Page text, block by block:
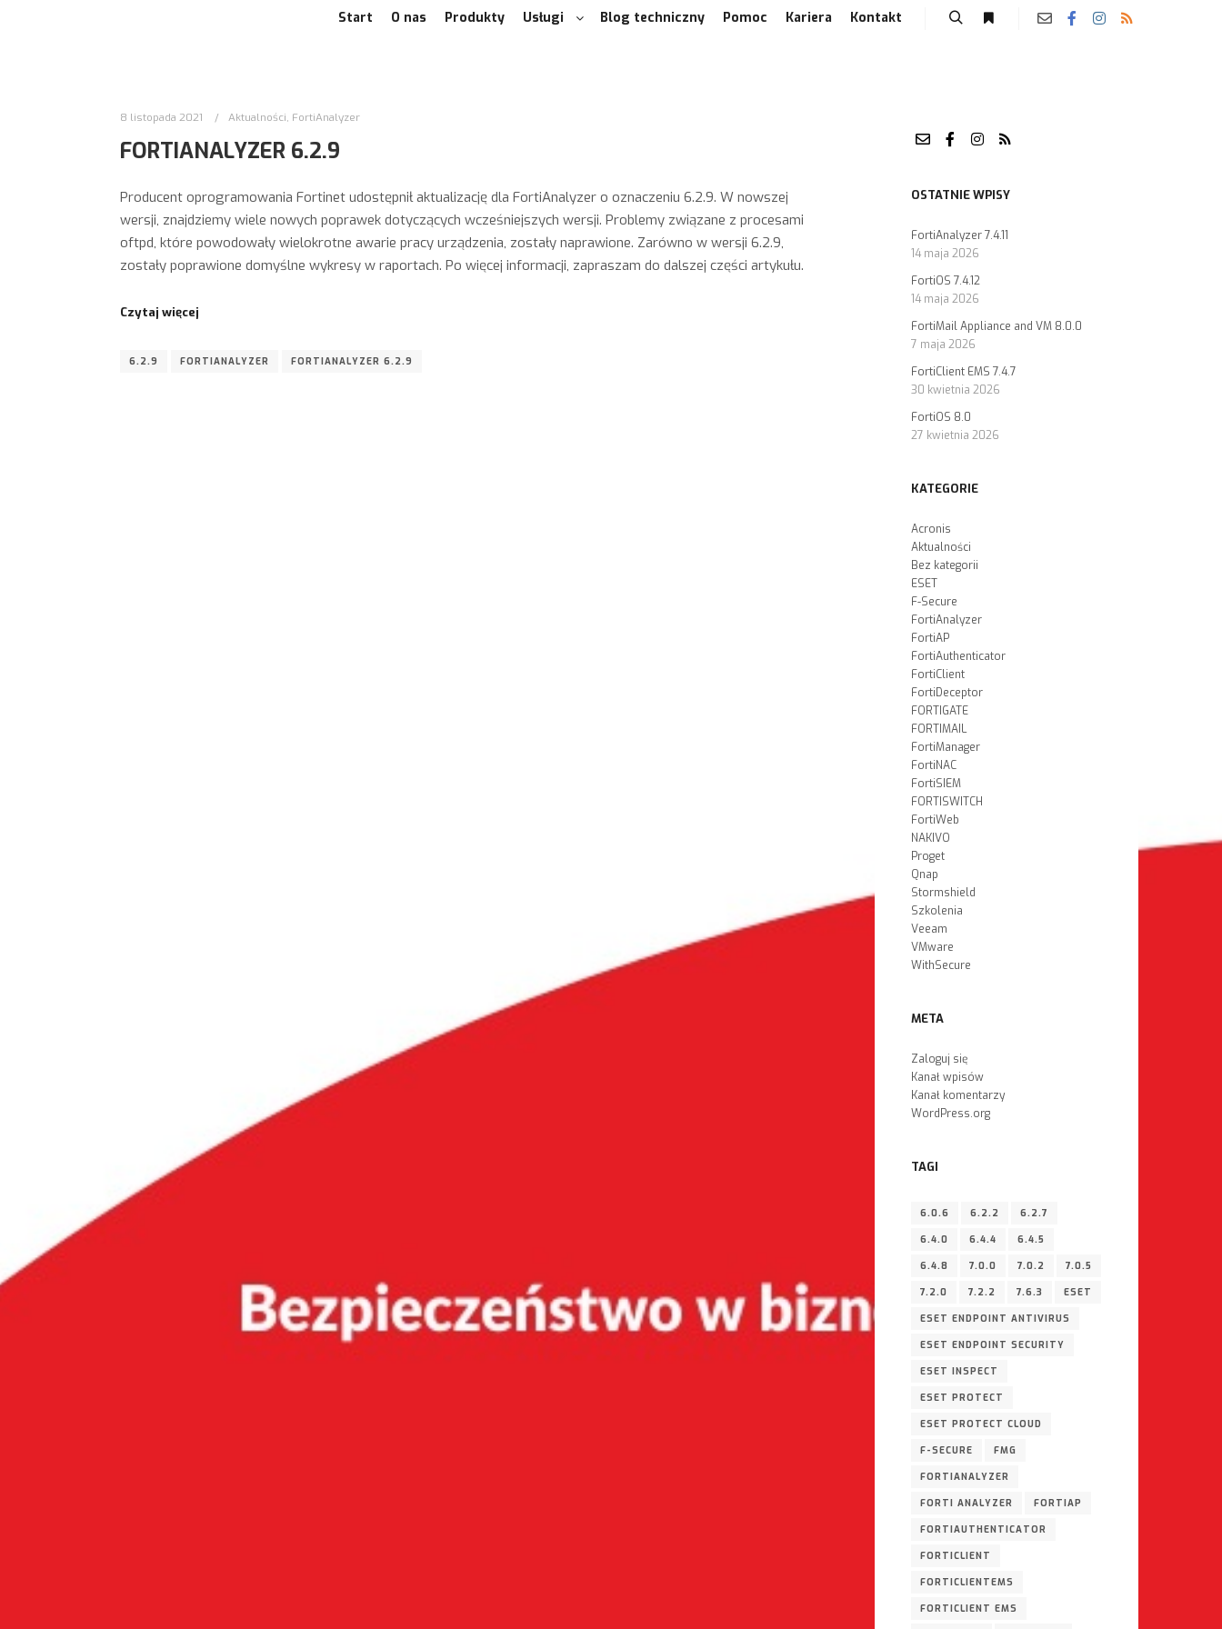
Start O nas Produkty Usługi Blog techniczny Pomoc Kariera Kontakt
8 listopada 2021 Aktualności, FortiAnalyzer
FORTIANALYZER 6.2.9
Producent oprogramowania Fortinet udostępnił aktualizację dla FortiAnalyzer o oznaczeniu 6.2.9. W nowszej
wersji, znajdziemy wiele nowych poprawek dotyczących wcześniejszych wersji. Problemy związane z procesami
oftpd, które powodowały wielokrotne awarie pracy urządzenia, zostały naprawione. Zarówno w wersji 6.2.9,
zostały poprawione domyślne wykresy w raportach. Po więcej informacji, zapraszam do dalszej części artykułu.
Czytaj więcej
6.2.9 FORTIANALYZER FORTIANALYZER 6.2.9
OSTATNIE WPISY
FortiAnalyzer 7.4.11
14 maja 2026
FortiOS 7.4.12
14 maja 2026
FortiMail Appliance and VM 8.0.0
7 maja 2026
FortiClient EMS 7.4.7
30 kwietnia 2026
FortiOS 8.0
27 kwietnia 2026
KATEGORIE
Acronis
Aktualności
Bez kategorii
ESET
F-Secure
FortiAnalyzer
FortiAP
FortiAuthenticator
FortiClient
FortiDeceptor
FORTIGATE
FORTIMAIL
FortiManager
FortiNAC
FortiSIEM
FORTISWITCH
FortiWeb
NAKIVO
Proget
Qnap
Stormshield
Szkolenia
Veeam
VMware
WithSecure
META
Zaloguj się
Kanał wpisów
Kanał komentarzy
WordPress.org
TAGI
6.0.6 6.2.2 6.2.7
6.4.0 6.4.4 6.4.5
6.4.8 7.0.0 7.0.2 7.0.5
7.2.0 7.2.2 7.6.3 ESET
ESET ENDPOINT ANTIVIRUS
ESET ENDPOINT SECURITY
ESET INSPECT
ESET PROTECT
ESET PROTECT CLOUD
F-SECURE FMG
FORTIANALYZER
FORTI ANALYZER FORTIAP
FORTIAUTHENTICATOR
FORTICLIENT
FORTICLIENTEMS
FORTICLIENT EMS